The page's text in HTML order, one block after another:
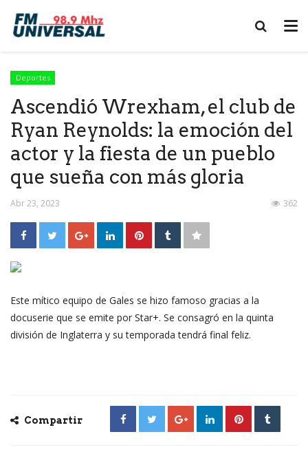
Deportes
Ascendió Wrexham, el club de
Ryan Reynolds: la emoción del
actor y la fiesta de un pueblo
que sueña con más gloria
Abr 23, 2023 362
Este mítico equipo de Gales se hizo famoso gracias a la
docuserie que se emite por Star+. Se consagró en la quinta
división de Inglaterra y su temporada tendrá final feliz.
Compartir